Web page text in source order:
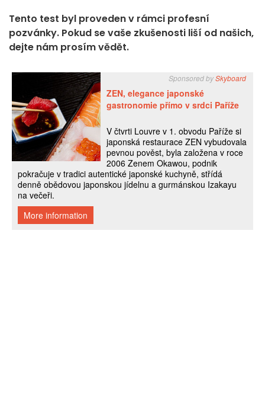
Tento test byl proveden v rámci profesní
pozvánky. Pokud se vaše zkušenosti liší od našich,
dejte nám prosím vědět.